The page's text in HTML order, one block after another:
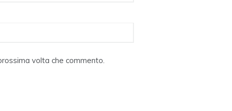
volta che commento.